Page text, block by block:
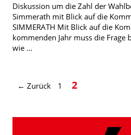
Diskussion um die Zahl der
Simmerath mit Blick auf die
SIMMERATH Mit Blick auf die
kommenden Jahr muss die Frage
wie ...
← Zurück Seite
1 Seite
2